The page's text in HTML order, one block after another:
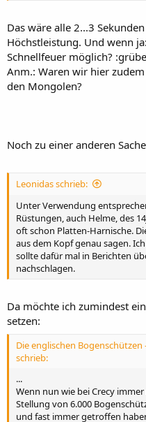
Das wäre alle 2...3
Höchstleistung. Und wenn
Schnellfeuer möglich?
Anm.: Waren wir hier
den Mongolen?
Noch zu einer anderen
Leonidas schrieb:
Unter Verwendung
Rüstungen, auch Helme, des
oft schon Platten-Harnische.
aus dem Kopf genau sagen.
sollte dafür mal in Berichten
nachschlagen.
Da möchte ich zumindest
setzen:
Die englischen
schrieb:
...
Wenn nun wie bei Crecy
Stellung von 6.000
und fast immer getroffen